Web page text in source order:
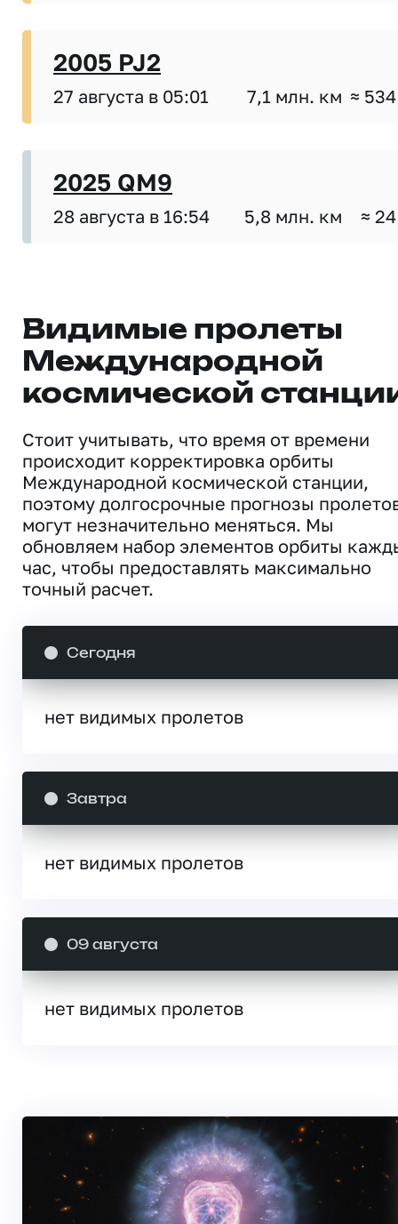
2005 PJ2
27 августа в 05:01 7,1 млн. км ≈
2025 QM9
28 августа в 16:54 5,8 млн. км ≈
Видимые пролеты
Международной
космической
Стоит учитывать, что время от времени
происходит корректировка орбиты
Международной космической станции,
поэтому долгосрочные прогнозы
могут незначительно меняться. Мы
обновляем набор элементов орбиты
час, чтобы предоставлять максимально
точный расчет.
Сегодня
нет видимых пролетов
Завтра
нет видимых пролетов
09 августа
нет видимых пролетов